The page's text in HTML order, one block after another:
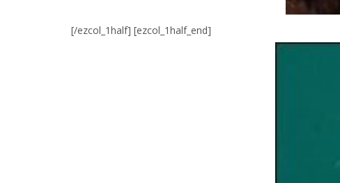
[/ezcol_1half] [ezcol_1half_end]